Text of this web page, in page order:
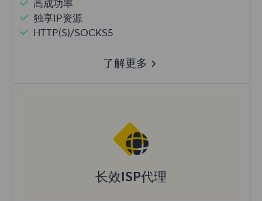
高成功率
独享IP资源
HTTP(S)/SOCKS5
了解更多
长效ISP代理